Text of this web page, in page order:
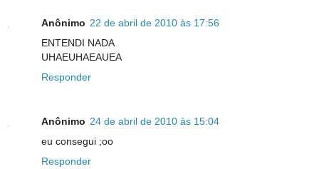
Anônimo 22 de abril de 2010 às 17:56
ENTENDI NADA
UHAEUHAEAUEA
Responder
Anônimo 24 de abril de 2010 às 15:04
eu consegui ;oo
Responder